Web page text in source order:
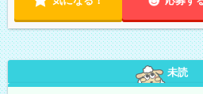
未読